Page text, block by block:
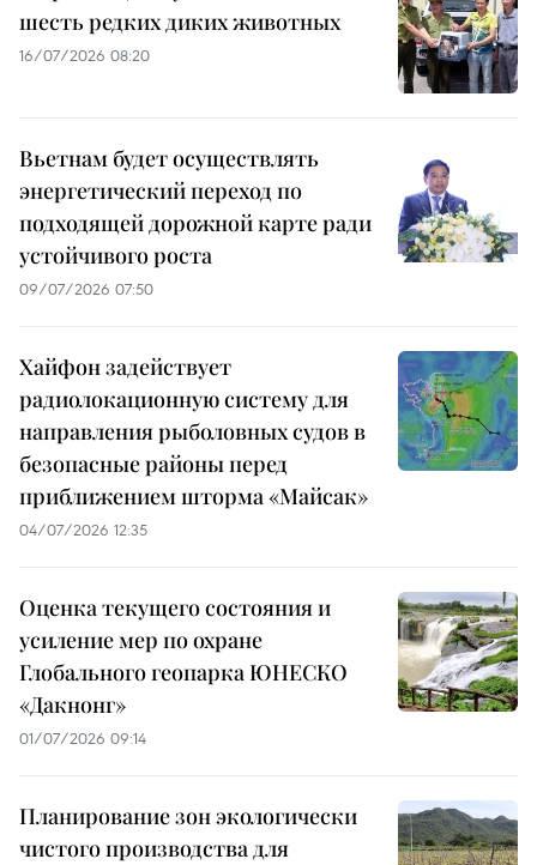
шесть редких диких животных
16/07/2026 08:20
Вьетнам будет осуществлять
энергетический переход по
подходящей дорожной карте ради
устойчивого роста
09/07/2026 07:50
Хайфон задействует
радиолокационную систему для
направления рыболовных судов в
безопасные районы перед
приближением шторма «Майсак»
04/07/2026 12:35
Оценка текущего состояния и
усиление мер по охране
Глобального геопарка ЮНЕСКО
«Дакнонг»
01/07/2026 09:14
Планирование зон экологически
чистого производства для